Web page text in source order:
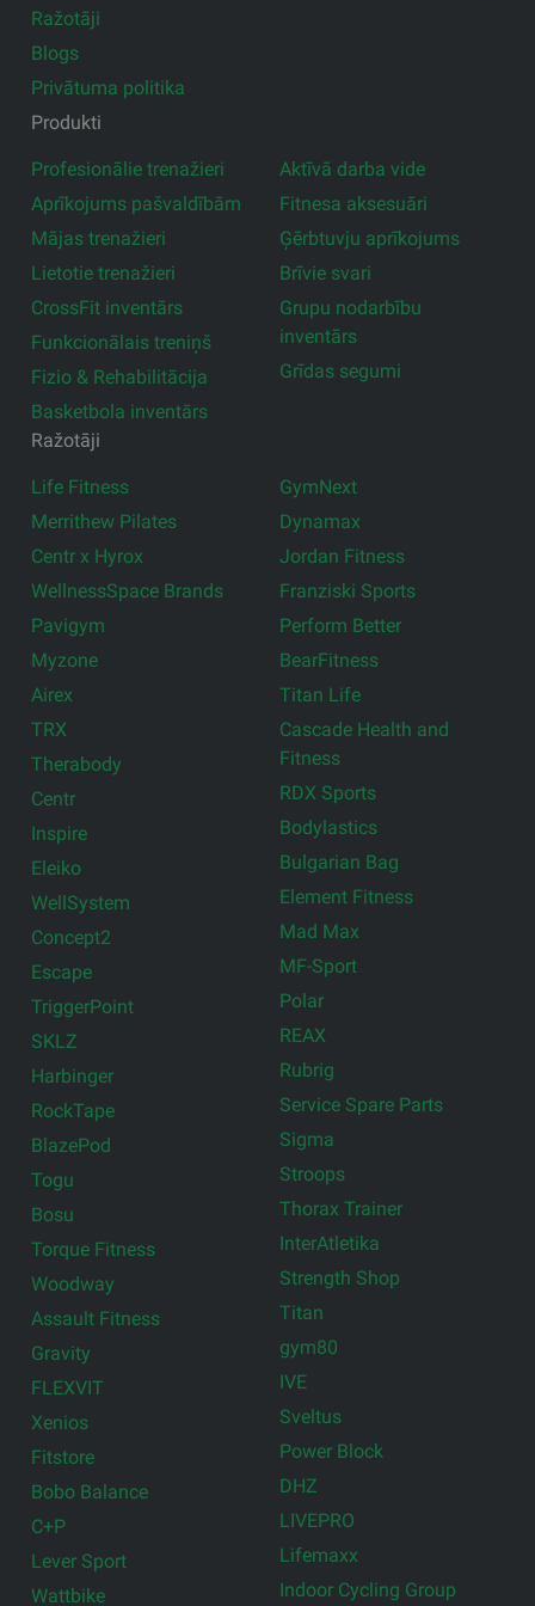
Ražotāji
Blogs
Privātuma politika
Produkti
Profesionālie trenažieri
Aprīkojums pašvaldībām
Mājas trenažieri
Lietotie trenažieri
CrossFit inventārs
Funkcionālais treniņš
Fizio & Rehabilitācija
Basketbola inventārs
Aktīvā darba vide
Fitnesa aksesuāri
Ģērbtuvju aprīkojums
Brīvie svari
Grupu nodarbību
inventārs
Grīdas segumi
Ražotāji
Life Fitness
Merrithew Pilates
Centr x Hyrox
WellnessSpace Brands
Pavigym
Myzone
Airex
TRX
Therabody
Centr
Inspire
Eleiko
WellSystem
Concept2
Escape
TriggerPoint
SKLZ
Harbinger
RockTape
BlazePod
Togu
Bosu
Torque Fitness
Woodway
Assault Fitness
Gravity
FLEXVIT
Xenios
Fitstore
Bobo Balance
C+P
Lever Sport
Wattbike
GymNext
Dynamax
Jordan Fitness
Franziski Sports
Perform Better
BearFitness
Titan Life
Cascade Health and
Fitness
RDX Sports
Bodylastics
Bulgarian Bag
Element Fitness
Mad Max
MF-Sport
Polar
REAX
Rubrig
Service Spare Parts
Sigma
Stroops
Thorax Trainer
InterAtletika
Strength Shop
Titan
gym80
IVE
Sveltus
Power Block
DHZ
LIVEPRO
Lifemaxx
Indoor Cycling Group